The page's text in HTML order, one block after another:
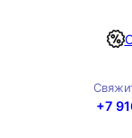
+7